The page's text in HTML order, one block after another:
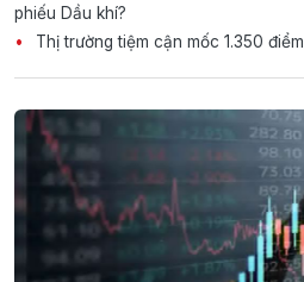
phiếu Dầu khí?
Thị trường tiệm cận mốc 1.350 điểm